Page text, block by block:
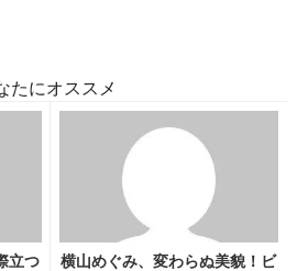
たにオススメ
立つ
横山めぐみ、変わらぬ美貌！ビ